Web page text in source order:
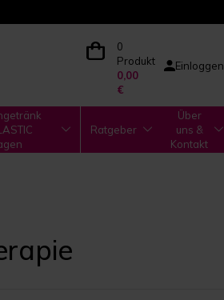
0
Produkt
0,00
€
Einloggen
Ratgeber
Über
uns &
Kontakt